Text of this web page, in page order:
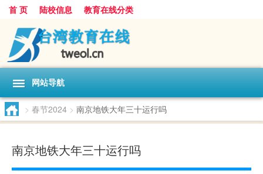
首 页 陆校信息 教育在线分类
网站导航
> 春节2024 > 南京地铁大年三十运行吗
南京地铁大年三十运行吗